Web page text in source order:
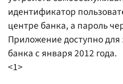
идентификатор
центре банка, а пароль
Приложение доступно для
банка с января 2012 года.
<1>